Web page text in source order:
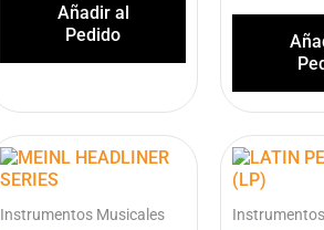
Añadir al
Pedido
Instrumentos Musicales